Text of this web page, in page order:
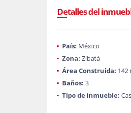
Detalles del
País: México
Zona: Zibatá
Área Construida: 142
Baños: 3
Tipo de inmueble: